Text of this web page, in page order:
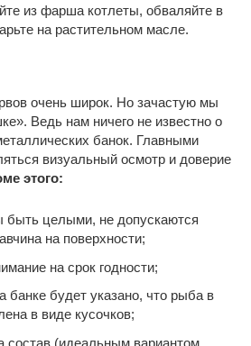
из фарша котлеты, обваляйте в
на растительном масле.
очень широк. Но зачастую мы
Ведь нам ничего не известно о
банок. Главными
визуальный осмотр и доверие
этого:
быть целыми, не допускаются
на поверхности;
на срок годности;
банке будет указано, что рыба в
в виде кусочков;
состав (идеальным вариантом